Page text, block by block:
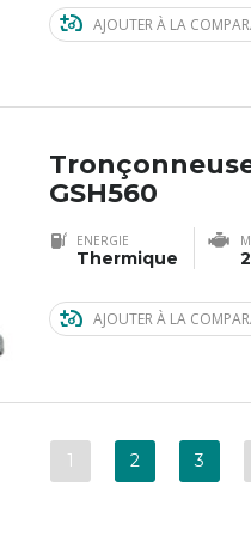
AJOUTER À LA
GSH560
ENERGIE
Thermique
AJOUTER À LA
1 2 3